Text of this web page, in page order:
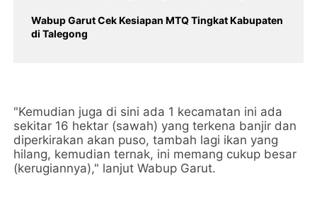
Wabup Garut Cek Kesiapan MTQ Tingkat Kabupaten
di Talegong
"Kemudian juga di sini ada 1 kecamatan ini ada
sekitar 16 hektar (sawah) yang terkena banjir dan
diperkirakan akan puso, tambah lagi ikan yang
hilang, kemudian ternak, ini memang cukup besar
(kerugiannya)," lanjut Wabup Garut.